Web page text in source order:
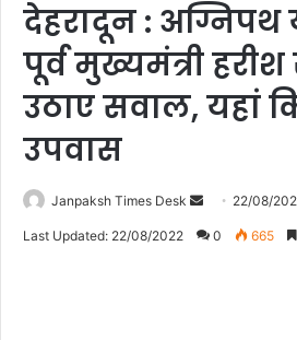
देहरादून : अग्निपथ
पूर्व मुख्यमंत्री
उठाए सवाल, यहां
उपवास
Janpaksh Times Desk
e
22/08/
Last Updated: 22/08/2022 0 665